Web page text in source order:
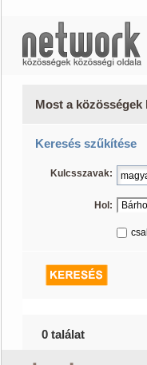
Most a
Keresés szűkítése
Kulcsszavak:
Hol:
0 találat